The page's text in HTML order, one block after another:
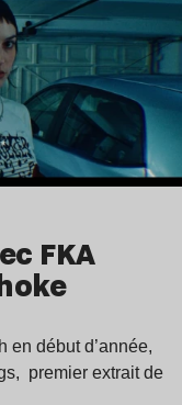
FKA
en début d’année,
premier extrait de